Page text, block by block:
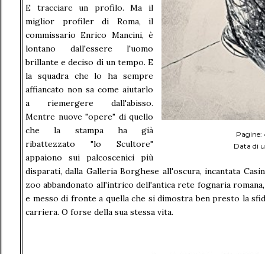
Pagine:
Data di
E tracciare un profilo. Ma il
miglior profiler di Roma, il
commissario Enrico Mancini, è
lontano dall'essere l'uomo
brillante e deciso di un tempo. E
la squadra che lo ha sempre
affiancato non sa come aiutarlo
a riemergere dall'abisso.
Mentre nuove "opere" di quello
che la stampa ha già
ribattezzato "lo Scultore"
appaiono sui palcoscenici più
disparati, dalla Galleria Borghese all'oscura, incantata
zoo abbandonato all'intrico dell'antica rete fognaria
e messo di fronte a quella che si dimostra ben presto la
carriera. O forse della sua stessa vita.